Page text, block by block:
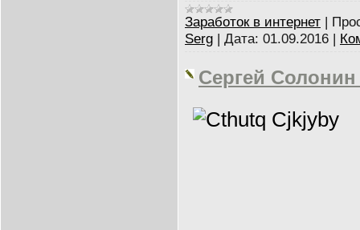
Заработок в интернет |
Serg | Дата: 01.09.2016 |
Сергей